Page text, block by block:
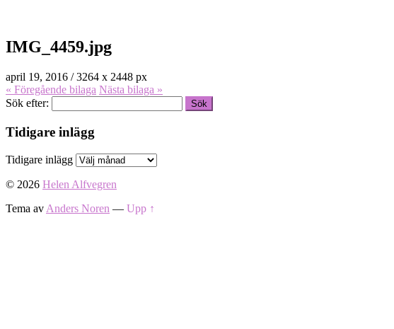
IMG_4459.jpg
april 19, 2016 /3264 x 2448 px
« Föregående bilaga Nästa bilaga »
Sök efter:
Tidigare inlägg
Tidigare inlägg
© 2026 Helen Alfvegren
Tema av Anders Noren — Upp ↑